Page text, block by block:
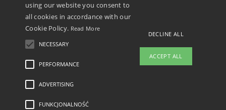
Legal Mentions-polityka prywatności
Wszelkie prawa zastrzeżone
using our website you consent to
all cookies in accordance with our
Cookie Policy. Read More
NECESSARY
PERFORMANCE
ADVERTISING
FUNKCJONALNOŚĆ
DECLINE ALL
ACCEPT ALL